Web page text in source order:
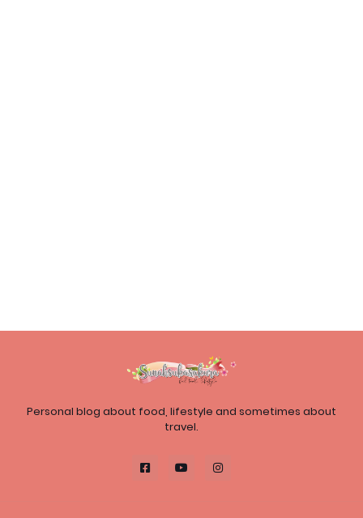
Personal blog about food, lifestyle and sometimes about
travel.